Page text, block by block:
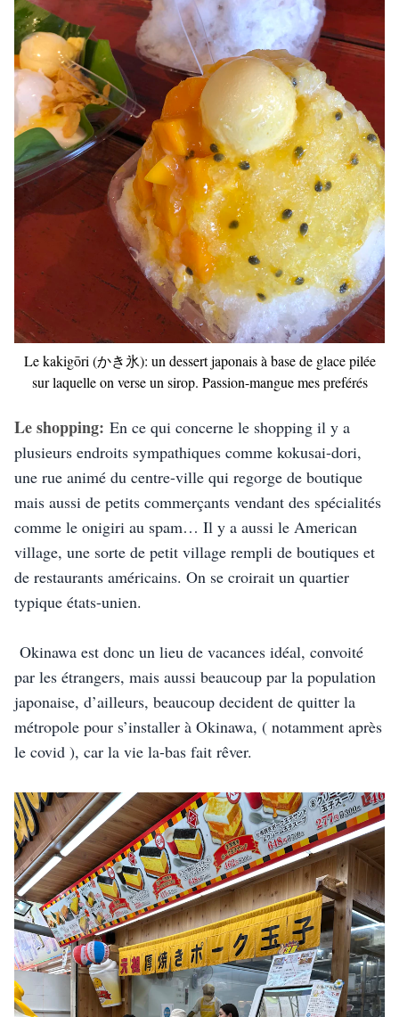
Le kakigōri (かき氷): un dessert japonais à base de glace pilée
sur laquelle on verse un sirop. Passion-mangue mes preférés
Le shopping: En ce qui concerne le shopping il y a
plusieurs endroits sympathiques comme kokusai-dori,
une rue animé du centre-ville qui regorge de boutique
mais aussi de petits commerçants vendant des spécialités
comme le onigiri au spam… Il y a aussi le American
village, une sorte de petit village rempli de boutiques et
de restaurants américains. On se croirait un quartier
typique états-unien.
Okinawa est donc un lieu de vacances idéal, convoité
par les étrangers, mais aussi beaucoup par la population
japonaise, d’ailleurs, beaucoup decident de quitter la
métropole pour s’installer à Okinawa, ( notamment après
le covid ), car la vie la-bas fait rêver.